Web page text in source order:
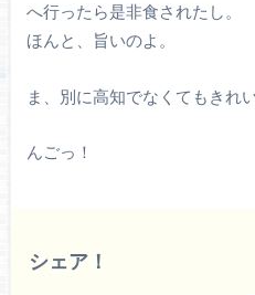
へ行ったら是非食されたし。
ほんと、旨いのよ。
ま、別に高知でなくてもきれ
んごっ！
シェア！